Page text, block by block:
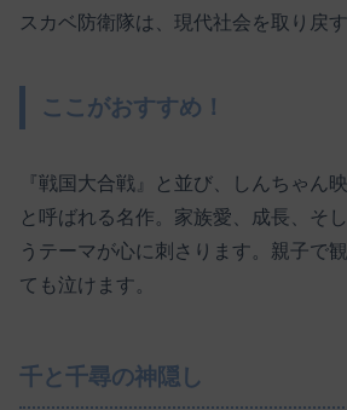
スカベ防衛隊は、現代社会を取り戻
ここがおすすめ！
『戦国大合戦』と並び、しんちゃん
と呼ばれる名作。家族愛、成長、そ
うテーマが心に刺さります。親子で
ても泣けます。
千と千尋の神隠し